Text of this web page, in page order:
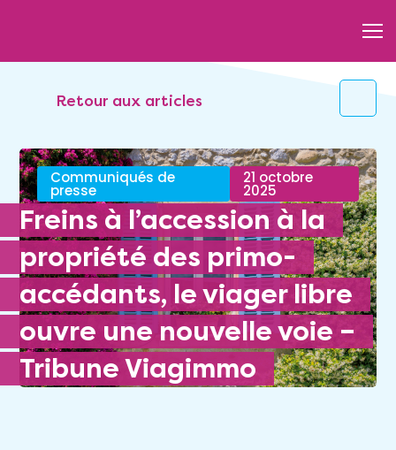
Retour aux articles
Communiqués de
presse
21 octobre
2025
Freins à l’accession à la
propriété des primo-
accédants, le viager libre
ouvre une nouvelle voie –
Tribune Viagimmo